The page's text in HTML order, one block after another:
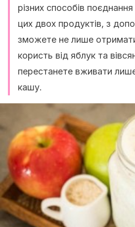
різних способів
цих двох продуктів, з
зможете не лише
користь від яблук та
перестанете вживати
кашу.